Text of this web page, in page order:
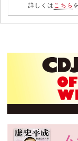
詳しくはこちら